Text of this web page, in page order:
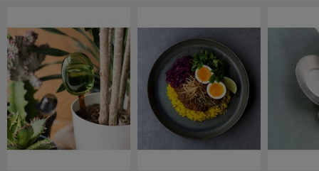
レスポートサック
LILY BROWN
リリーブラウン
LILY BROWN Lingerie
リリーブラウンランジェリー
LITTLE UNION TOKYO